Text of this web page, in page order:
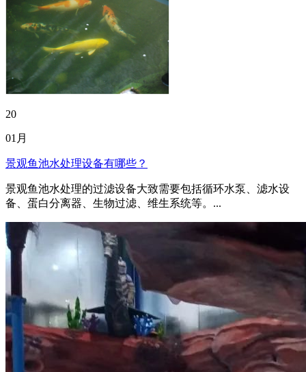
20
01月
景观鱼池水处理设备有哪些？
景观鱼池水处理的过滤设备大致需要包括循环水泵、滤水设
备、蛋白分离器、生物过滤、维生系统等。...